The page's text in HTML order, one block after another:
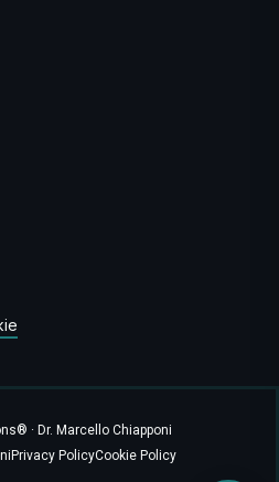
· Dr. Marcello Chiapponi
Privacy PolicyCookie Policy